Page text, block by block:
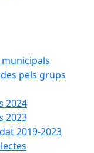
pels grups
2024
2023
2019-2023